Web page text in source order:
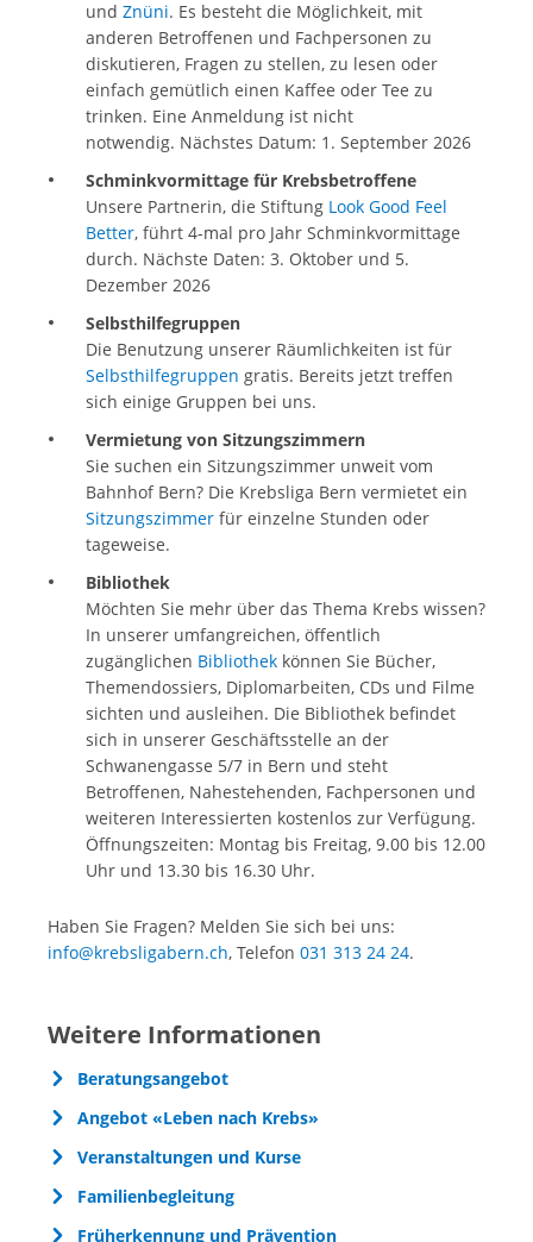
und Znüni. Es besteht die Möglichkeit, mit
anderen Betroffenen und Fachpersonen zu
diskutieren, Fragen zu stellen, zu lesen oder
einfach gemütlich einen Kaffee oder Tee zu
trinken. Eine Anmeldung ist nicht
notwendig. Nächstes Datum: 1. September 2026
Schminkvormittage für Krebsbetroffene
Unsere Partnerin, die Stiftung Look Good Feel
Better, führt 4-mal pro Jahr Schminkvormittage
durch. Nächste Daten: 3. Oktober und 5.
Dezember 2026
Selbsthilfegruppen
Die Benutzung unserer Räumlichkeiten ist für
Selbsthilfegruppen gratis. Bereits jetzt treffen
sich einige Gruppen bei uns.
Vermietung von Sitzungszimmern
Sie suchen ein Sitzungszimmer unweit vom
Bahnhof Bern? Die Krebsliga Bern vermietet ein
Sitzungszimmer für einzelne Stunden oder
tageweise.
Bibliothek
Möchten Sie mehr über das Thema Krebs wissen?
In unserer umfangreichen, öffentlich
zugänglichen Bibliothekkönnen Sie Bücher,
Themendossiers, Diplomarbeiten, CDs und Filme
sichten und ausleihen. Die Bibliothek befindet
sich in unserer Geschäftsstelle an der
Schwanengasse 5/7 in Bern und steht
Betroffenen, Nahestehenden, Fachpersonen und
weiteren Interessierten kostenlos zur Verfügung.
Öffnungszeiten: Montag bis Freitag, 9.00 bis 12.00
Uhr und 13.30 bis 16.30 Uhr.
Haben Sie Fragen? Melden Sie sich bei uns:
info@krebsligabern.ch, Telefon 031 313 24 24.
Weitere Informationen
Beratungsangebot
Angebot «Leben nach Krebs»
Veranstaltungen und Kurse
Familienbegleitung
Früherkennung und Prävention